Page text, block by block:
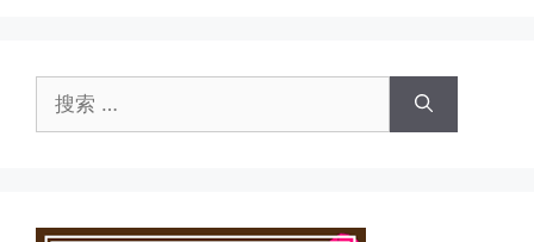
索：